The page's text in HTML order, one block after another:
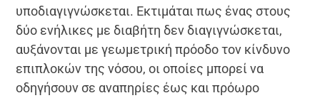
υποδιαγιγνώσκεται. Εκτιμάται πως ένας στους
δύο ενήλικες με διαβήτη δεν διαγιγνώσκεται,
αυξάνονται με γεωμετρική πρόοδο τον κίνδυνο
επιπλοκών της νόσου, οι οποίες μπορεί να
οδηγήσουν σε αναπηρίες έως και πρόωρο